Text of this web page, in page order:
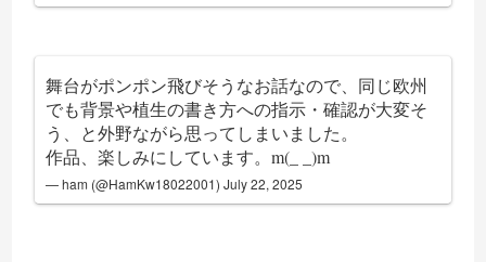
舞台がポンポン飛びそうなお話なので、同じ欧州
でも背景や植生の書き方への指示・確認が大変そ
う、と外野ながら思ってしまいました。
作品、楽しみにしています。m(_ _)m
— ham (@HamKw18022001)July 22, 2025